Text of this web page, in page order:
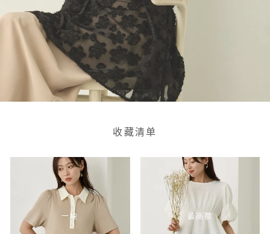
收藏清单
一块 最高额